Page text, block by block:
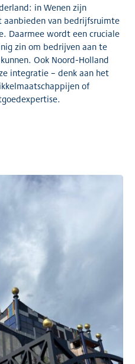
in Wenen zijn
van bedrijfsruimte
Daarmee wordt een cruciale
zin om bedrijven aan te
Ook Noord-Holland
integratie – denk aan het
of